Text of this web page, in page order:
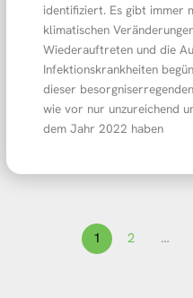
identifiziert. Es gibt immer
klimatischen
Wiederauftreten und die
Infektionskrankheiten
dieser
wie vor nur unzureichend
dem Jahr 2022 haben
1 2 …